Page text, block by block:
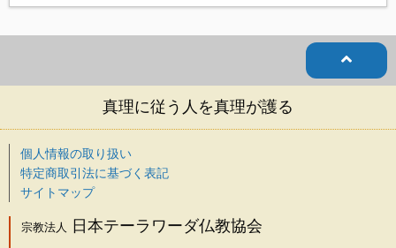
真理に従う人を真理が護る
個人情報の取り扱い
特定商取引法に基づく表記
サイトマップ
宗教法人 日本テーラワーダ仏教協会